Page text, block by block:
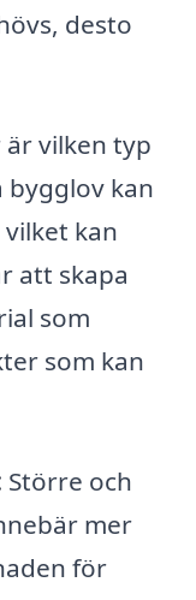
desto
vilken typ
bygglov kan
kan
att skapa
som
som kan
Större och
mer
för